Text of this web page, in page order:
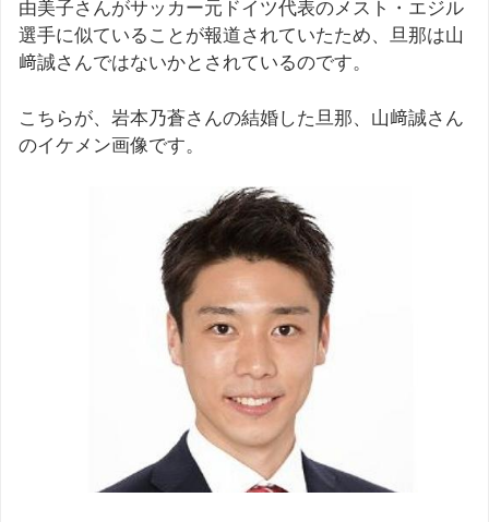
由美子さんがサッカー元ドイツ代表のメスト・エジル
選手に似ていることが報道されていたため、旦那は山
﨑誠さんではないかとされているのです。
こちらが、岩本乃蒼さんの結婚した旦那、山﨑誠さん
のイケメン画像です。